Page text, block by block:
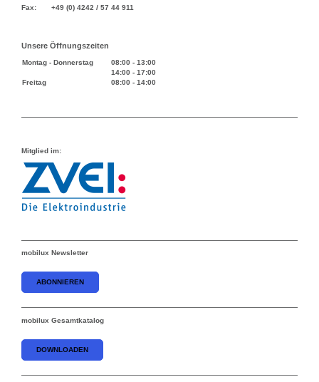
Fax: +49 (0) 4242 / 57 44 911
Unsere Öffnungszeiten
Montag - Donnerstag 08:00 - 13:00
14:00 - 17:00
Freitag
08:00 - 14:00
Mitglied im:
mobilux Newsletter
ABONNIEREN
mobilux Gesamtkatalog
DOWNLOADEN